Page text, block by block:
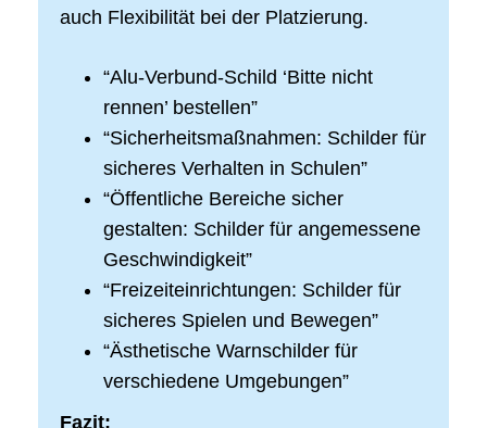
auch Flexibilität bei der Platzierung.
“Alu-Verbund-Schild ‘Bitte nicht
rennen’ bestellen”
“Sicherheitsmaßnahmen: Schilder für
sicheres Verhalten in Schulen”
“Öffentliche Bereiche sicher
gestalten: Schilder für angemessene
Geschwindigkeit”
“Freizeiteinrichtungen: Schilder für
sicheres Spielen und Bewegen”
“Ästhetische Warnschilder für
verschiedene Umgebungen”
Fazit: